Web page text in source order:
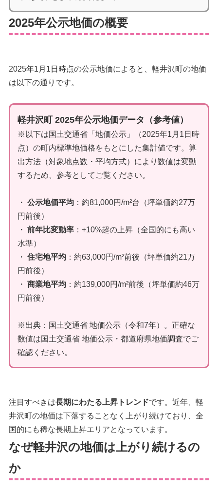
2025年公示地価の概要
2025年1月1日時点の公示地価によると、軽井沢町の地価
は以下の通りです。
軽井沢町 2025年公示地価データ（参考値）
※以下は国土交通省「地価公示」（2025年1月1日時
点）の町内標準地価格をもとにした集計値です。算
出方法（対象地点数・平均方式）により数値は変動
するため、参考としてご覧ください。
・ 公示地価平均：約81,000円/m²台（坪単価約27万
円前後）
・ 前年比変動率：+10%超の上昇（全国的にも高い
水準）
・ 住宅地平均：約63,000円/m²前後（坪単価約21万
円前後）
・ 商業地平均：約139,000円/m²前後（坪単価約46万
円前後）
※出典：国土交通省 地価公示（令和7年）。正確な
数値は国土交通省 地価公示・都道府県地価調査でご
確認ください。
注目すべきは長期にわたる上昇トレンドです。近年、軽
井沢町の地価は下落することなく上がり続けており、全
国的にも稀な長期上昇エリアとなっています。
なぜ軽井沢の地価は上がり続けるの
か